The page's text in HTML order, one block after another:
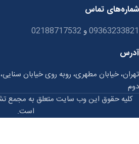
شماره‌های تماس
09363233821و 02188717532
آدرس
تهران، خیابان مطهری، روبه روی خیابان سنایی،
دوم
کلیه حقوق این وب سایت متعلق به مجمع
است.